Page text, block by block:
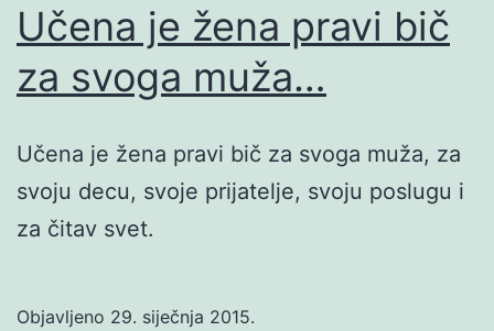
Učena je žena pravi bič
za svoga muža…
Učena je žena pravi bič za svoga muža, za
svoju decu, svoje prijatelje, svoju poslugu i
za čitav svet.
Objavljeno 29. siječnja 2015.